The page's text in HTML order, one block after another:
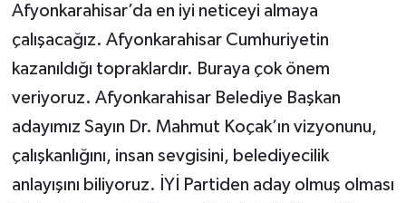
Afyonkarahisar’da en iyi neticeyi almaya
çalışacağız. Afyonkarahisar Cumhuriyetin
kazanıldığı topraklardır. Buraya çok önem
veriyoruz. Afyonkarahisar Belediye Başkan
adayımız Sayın Dr. Mahmut Koçak’ın vizyonunu,
çalışkanlığını, insan sevgisini, belediyecilik
anlayışını biliyoruz. İYİ Partiden aday olmuş olması